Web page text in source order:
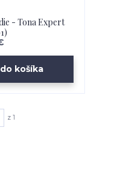
- Tona Expert
košíka
z 1